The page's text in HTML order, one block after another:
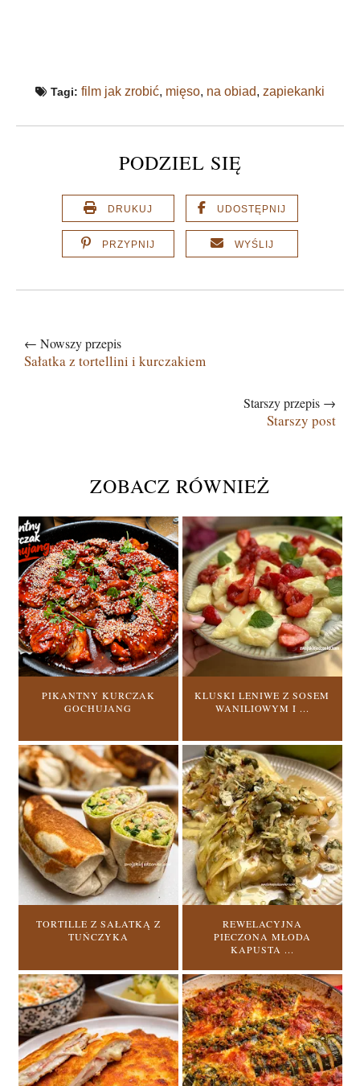
Tagi: film jak zrobić, mięso, na obiad, zapiekanki
PODZIEL SIĘ
DRUKUJ UDOSTĘPNIJ
PRZYPNIJ WYŚLIJ
← Nowszy przepis
Sałatka z tortellini i kurczakiem
Starszy przepis →
Starszy post
ZOBACZ RÓWNIEŻ
PIKANTNY KURCZAK
GOCHUJANG
KLUSKI LENIWE Z SOSEM
WANILIOWYM I ...
TORTILLE Z SAŁATKĄ Z
TUŃCZYKA
REWELACYJNA
PIECZONA MŁODA
KAPUSTA ...